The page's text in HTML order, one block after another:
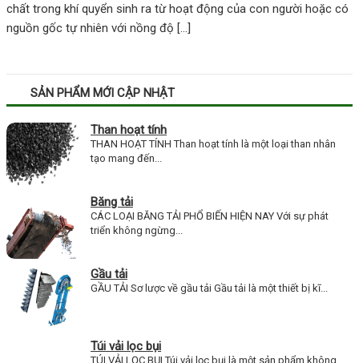
chất trong khí quyển sinh ra từ hoạt động của con người hoặc có
nguồn gốc tự nhiên với nồng độ […]
SẢN PHẨM MỚI CẬP NHẬT
Than hoạt tính
THAN HOẠT TÍNH Than hoạt tính là một loại than nhân
tạo mang đến...
Băng tải
CÁC LOẠI BĂNG TẢI PHỔ BIẾN HIỆN NAY Với sự phát
triển không ngừng...
Gầu tải
GẦU TẢI Sơ lược về gầu tải Gầu tải là một thiết bị kĩ...
Túi vải lọc bụi
TÚI VẢI LỌC BỤI Túi vải lọc bụi là một sản phẩm không